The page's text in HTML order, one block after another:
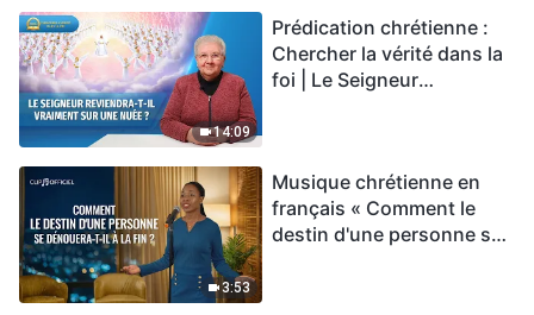
14:09
Prédication chrétienne :
Chercher la vérité dans la
foi | Le Seigneur
3:53
Musique chrétienne en
français « Comment le
destin d'une personne se